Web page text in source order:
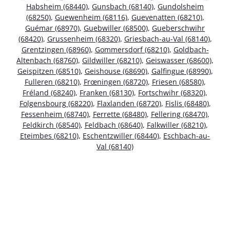
Habsheim (68440), Gunsbach (68140), Gundolsheim
(68250), Guewenheim (68116), Guevenatten (68210),
Guémar (68970), Guebwiller (68500), Gueberschwihr
(68420), Grussenheim (68320), Griesbach-au-Val (68140),
Grentzingen (68960), Gommersdorf (68210), Goldbach-
Altenbach (68760), Gildwiller (68210), Geiswasser (68600),
Geispitzen (68510), Geishouse (68690), Galfingue (68990),
Fulleren (68210), Frœningen (68720), Friesen (68580),
Fréland (68240), Franken (68130), Fortschwihr (68320),
Folgensbourg (68220), Flaxlanden (68720), Fislis (68480),
Fessenheim (68740), Ferrette (68480), Fellering (68470),
Feldkirch (68540), Feldbach (68640), Falkwiller (68210),
Eteimbes (68210), Eschentzwiller (68440), Eschbach-au-
Val (68140)